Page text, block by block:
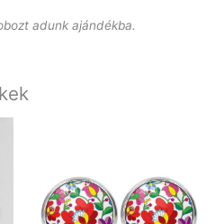
adunk ajándékba.